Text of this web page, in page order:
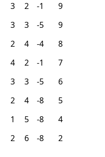
3 2 -1
9
3 3 -5
9
2 4 -4
8
4 2 -1
7
3 3 -5
6
2 4 -8
5
1 5 -8
4
2 6 -8 2